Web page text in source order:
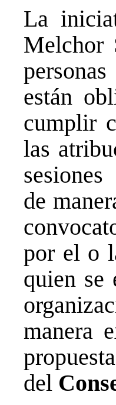
La
Melchor
están
cumplir
las
de
por el o
quien se
manera
del